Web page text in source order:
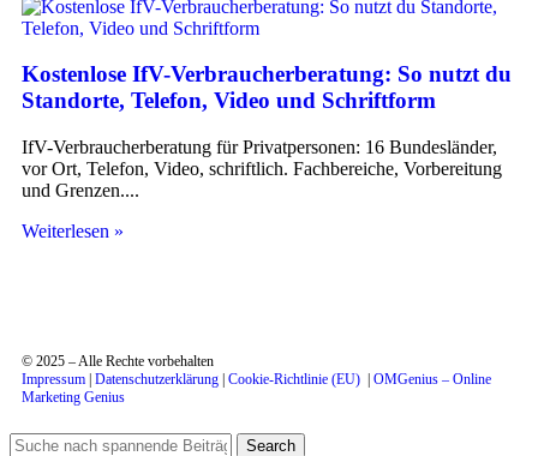
Kostenlose IfV-Verbraucherberatung: So nutzt du
Standorte, Telefon, Video und Schriftform
IfV-Verbraucherberatung für Privatpersonen: 16 Bundesländer,
vor Ort, Telefon, Video, schriftlich. Fachbereiche, Vorbereitung
und Grenzen.
Weiterlesen »
© 2025 – Alle Rechte vorbehalten
Impressum Datenschutzerklärung Cookie-Richtlinie (EU)
OMGenius – Online
Marketing Genius
Search